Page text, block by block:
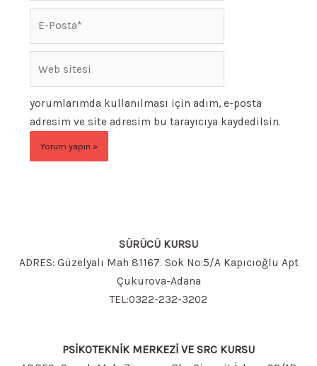
yorumlarımda kullanılması için adım, e-posta
adresim ve site adresim bu tarayıcıya kaydedilsin.
SÜRÜCÜ KURSU
ADRES: Güzelyalı Mah 81167. Sok No:5/A Kapıcıoğlu Apt
Çukurova-Adana
TEL:0322-232-3202
PSİKOTEKNİK MERKEZİ VE SRC KURSU